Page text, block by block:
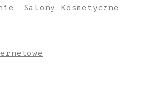
Salony Kosmetyczne